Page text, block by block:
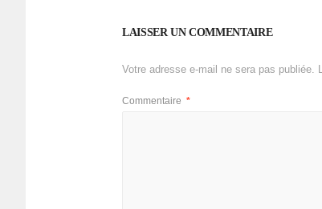
LAISSER UN COMMENTAIRE
Votre adresse e-mail ne sera pas publiée.
Commentaire *